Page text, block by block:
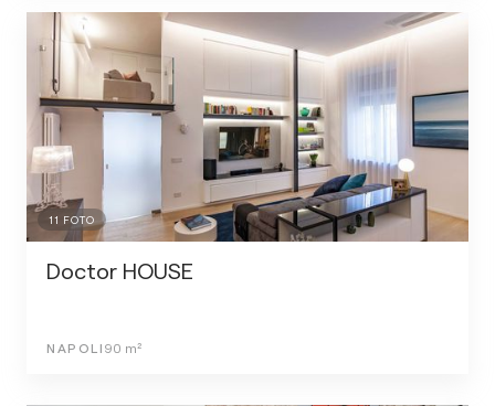
11 FOTO
Doctor HOUSE
NAPOLI 90 m²